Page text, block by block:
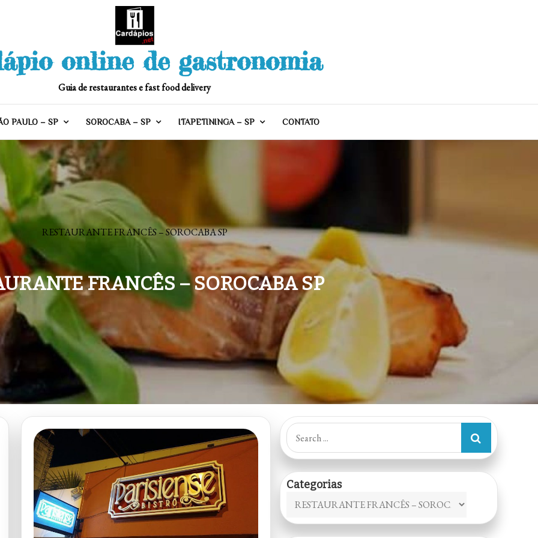
online de gastronomia
Guia de restaurantes e fast food delivery
PAULO – SP SOROCABA – SP ITAPETININGA – SP CONTATO
RESTAURANTE FRANCÊS – SOROCABA SP
FRANCÊS – SOROCABA SP
Search
for:
Categorias
Categorias